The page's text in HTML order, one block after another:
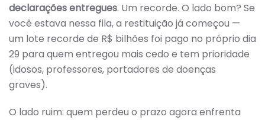
declarações entregues. Um recorde. O lado bom? Se
você estava nessa fila, a restituição já começou —
um lote recorde de R$ bilhões foi pago no próprio dia
29 para quem entregou mais cedo e tem prioridade
(idosos, professores, portadores de doenças
graves).
O lado ruim: quem perdeu o prazo agora enfrenta